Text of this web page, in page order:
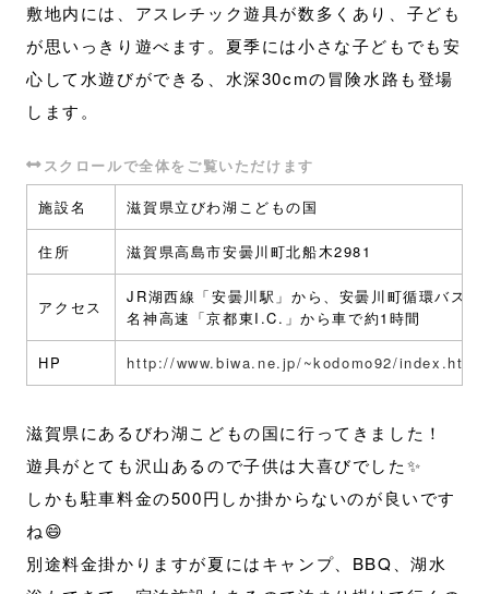
敷地内には、アスレチック遊具が数多くあり、子ども
が思いっきり遊べます。夏季には小さな子どもでも安
心して水遊びができる、水深30cmの冒険水路も登場
します。
施設名 滋賀県立びわ湖こどもの国
住所 滋賀県高島市安曇川町北船木2981
アクセス
JR湖西線「安曇川駅」から、安曇川町循環バス
名神高速「京都東I.C.」から車で約1時間
HP http://www.biwa.ne.jp/~kodomo92/index.html
滋賀県にあるびわ湖こどもの国に行ってきました！
遊具がとても沢山あるので子供は大喜びでした✨
しかも駐車料金の500円しか掛からないのが良いです
ね😄
別途料金掛かりますが夏にはキャンプ、BBQ、湖水